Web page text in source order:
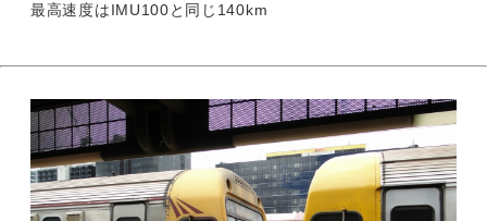
最高速度はIMU100と同じ140km